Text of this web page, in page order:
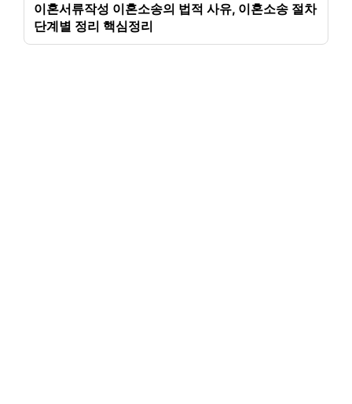
이혼서류작성 이혼소송의 법적 사유, 이혼소송 절차
단계별 정리 핵심정리